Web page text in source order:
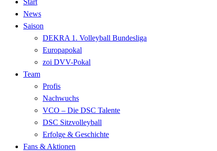
Start
News
Saison
DEKRA 1. Volleyball Bundesliga
Europapokal
zoi DVV-Pokal
Team
Profis
Nachwuchs
VCO – Die DSC Talente
DSC Sitzvolleyball
Erfolge & Geschichte
Fans & Aktionen